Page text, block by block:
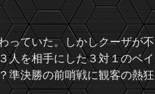
っていた。しかしクーザが不
人を相手にした３対１のベイ
準決勝の前哨戦に観客の熱狂